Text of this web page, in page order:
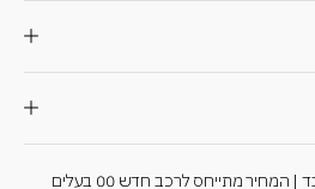
ט.ל.ח | התמונות להמחשה בלבד | המחיר מתייחס לרכב חדש 00 בעלים